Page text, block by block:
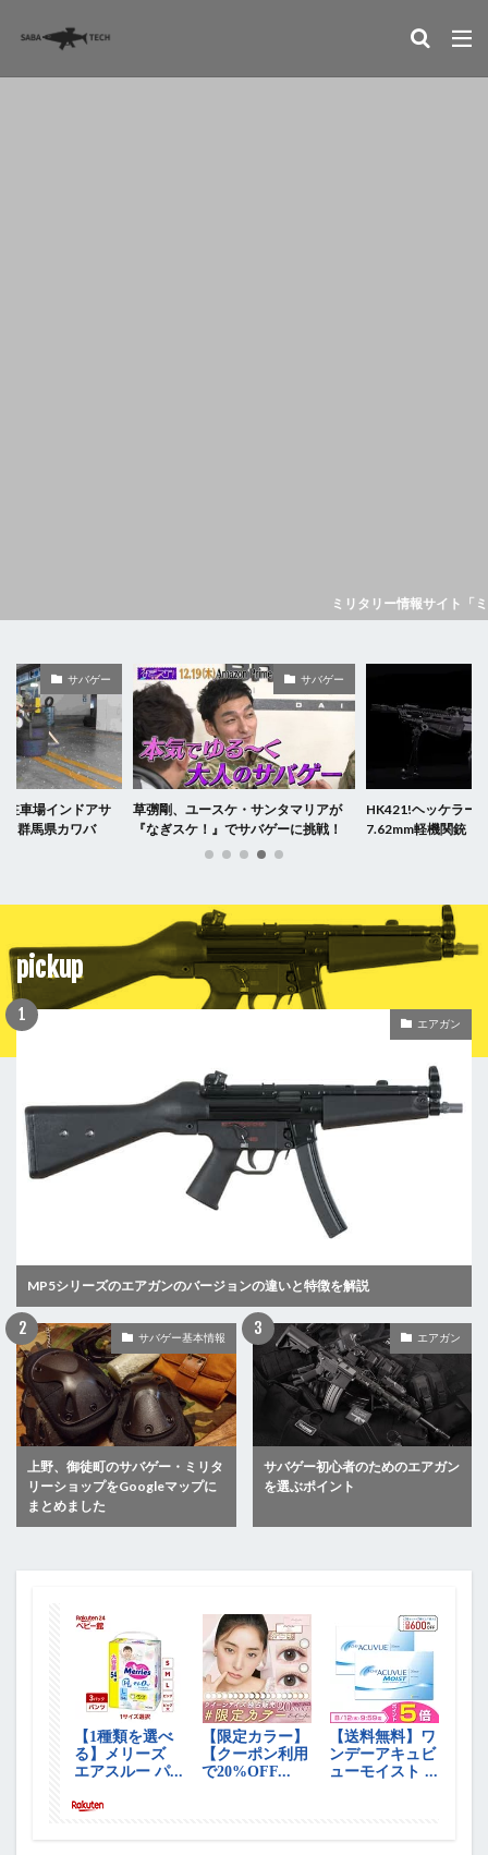
ミリタリー情報サイト「ミリレポ」
サバゲー
駐車場インドアサ
群馬県カワバ
サバゲー
草彅剛、ユースケ・サンタマリアが
『なぎスケ！』でサバゲーに挑戦！
HK421!ヘッケラー
7.62mm軽機関銃
pickup
エアガン
MP5シリーズのエアガンのバージョンの違いと特徴を解説
サバゲー基本情報
上野、御徒町のサバゲー・ミリタ
リーショップをGoogleマップに
まとめました
エアガン
サバゲー初心者のためのエアガン
を選ぶポイント